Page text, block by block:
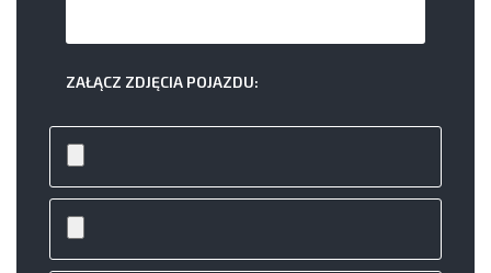
ZAŁĄCZ ZDJĘCIA POJAZDU: